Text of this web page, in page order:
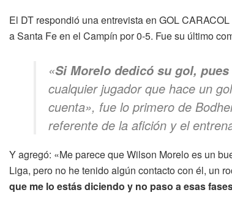
El DT respondió una entrevista en GOL
a Santa Fe en el Campín por 0-5. Fue su último
«Si Morelo dedicó su gol,
cualquier jugador que hace un
cuenta», fue lo primero de
referente de la afición y el
Y agregó: «Me parece que Wilson Morelo es un
Liga, pero no he tenido algún contacto con él, un
que me lo estás diciendo y no paso a esas